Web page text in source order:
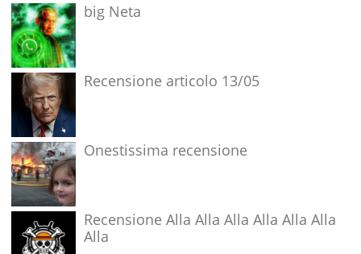
big Neta
Recensione articolo 13/05
Onestissima recensione
Recensione Alla Alla Alla Alla Alla Alla
Alla